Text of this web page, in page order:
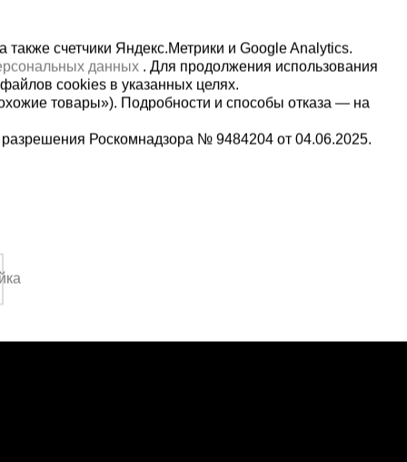
992
Мы в социальных сетях:
счетчики Яндекс.Метрики и Google Analytics.
данных . Для продолжения использования
cookies в указанных целях.
товары»). Подробности и способы отказа — на
Роскомнадзора № 9484204 от 04.06.2025.